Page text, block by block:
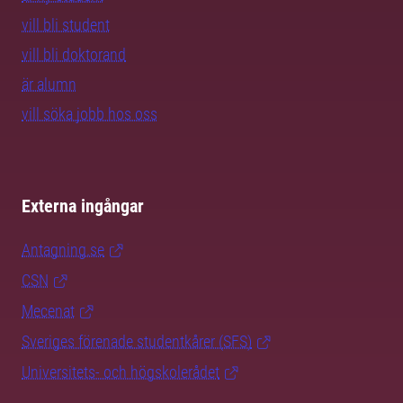
vill bli student
vill bli doktorand
är alumn
vill söka jobb hos oss
Externa ingångar
Antagning.se
CSN
Mecenat
Sveriges förenade studentkårer (SFS)
Universitets- och högskolerådet